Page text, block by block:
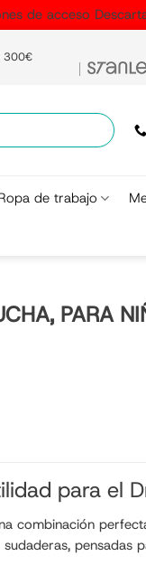
de acceso
300€
de trabajo
PARA
para el
combinación